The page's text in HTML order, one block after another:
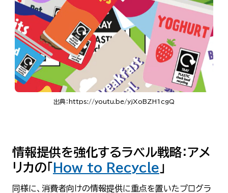
出典：https://youtu.be/yjXoBZH1cgQ
情報提供を強化するラベル戦略：アメ
リカの「
How to Recycle 」
同様に、消費者向けの情報提供に重点を置いたプログラ